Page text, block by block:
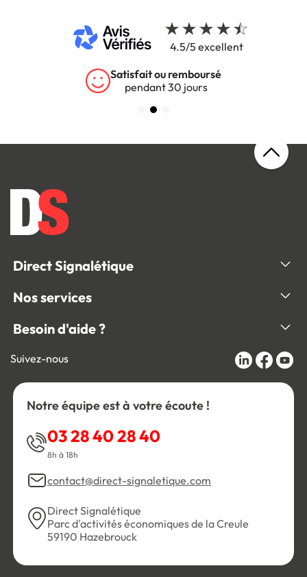
4.5/5 excellent
Satisfait ou remboursé
pendant 30 jours
Direct Signalétique
Nos services
Besoin d'aide ?
Suivez-nous
Notre équipe est à votre écoute !
03 28 40 28 40
8h à 18h
contact@direct-signaletique.com
Direct Signalétique
Parc d'activités économiques de la Creule
59190 Hazebrouck